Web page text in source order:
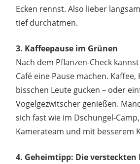
Ecken rennst. Also lieber
tief durchatmen.
3. Kaffeepause im Grünen
Nach dem Pflanzen-Check
Café eine Pause machen. Kaffee,
bisschen Leute gucken – oder
Vogelgezwitscher genießen.
sich fast wie im Dschungel-
Kamerateam und mit besserem
4. Geheimtipp: Die versteckten